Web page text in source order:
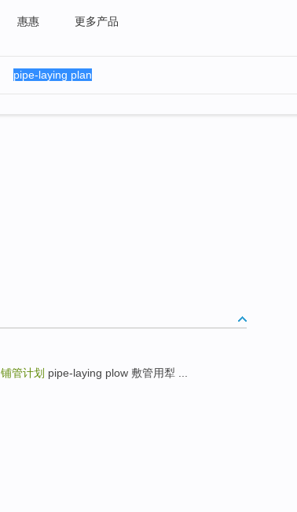
惠惠 更多产品
铺管计划 pipe-laying plow 敷管用犁 ...